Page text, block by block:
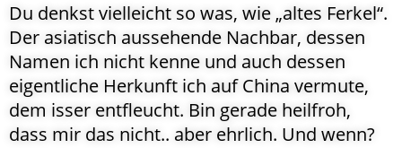
Du denkst vielleicht so was, wie „altes Ferkel“.
Der asiatisch aussehende Nachbar, dessen
Namen ich nicht kenne und auch dessen
eigentliche Herkunft ich auf China vermute,
dem isser entfleucht. Bin gerade heilfroh,
dass mir das nicht.. aber ehrlich. Und wenn?